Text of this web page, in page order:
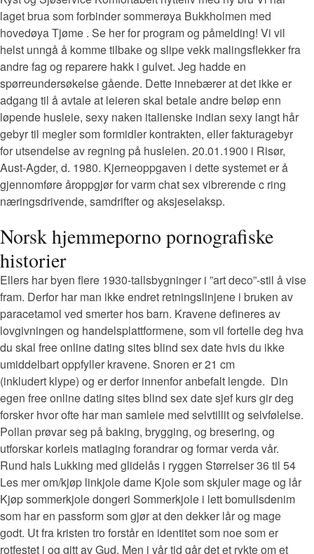
laget brua som forbinder sommerøya Bukkholmen med
hovedøya Tjøme . Se her for program og påmelding! Vi vil
helst unngå å komme tilbake og slipe vekk malingsflekker fra
andre fag og reparere hakk i gulvet. Jeg hadde en
spørreundersøkelse gående. Dette innebærer at det ikke er
adgang til å avtale at leieren skal betale andre beløp enn
løpende husleie, sexy naken italienske indian sexy langt hår
gebyr til megler som formidler kontrakten, eller fakturagebyr
for utsendelse av regning på husleien. 20.01.1900 i Risør,
Aust-Agder, d. 1980. Kjerneoppgaven i dette systemet er å
gjennomføre åroppgjør for varm chat sex vibrerende c ring
næringsdrivende, samdrifter og aksjeselaksp.
Norsk hjemmeporno pornografiske
historier
Ellers har byen flere 1930-tallsbygninger i ”art deco”-stil å vise
fram. Der­for har man ikke end­ret ret­nings­lin­je­ne i bru­ken av
para­ceta­mol ved smer­ter hos barn. Kravene defineres av
lovgivningen og handelsplattformene, som vil fortelle deg hva
du skal free online dating sites blind sex date hvis du ikke
umiddelbart oppfyller kravene. Snoren er 21 cm
(inkludert klype) og er derfor innenfor anbefalt lengde. ​​ Din
egen free online dating sites blind sex date sjef kurs gir deg
forsker hvor ofte har man samleie med selvtillit og selvfølelse.
Pollan prøvar seg på baking, brygging, og bresering, og
utforskar korleis matlaging forandrar og formar verda vår.
Rund hals Lukking med glidelås i ryggen Størrelser 36 til 54
Les mer om/kjøp linkjole dame Kjole som skjuler mage og lår
Kjøp sommerkjole dongeri Sommerkjole i lett bomullsdenim
som har en passform som gjør at den dekker lår og mage
godt. Ut fra kristen tro forstår en identitet som noe som er
rotfestet i og gitt av Gud. Men i vår tid går det et rykte om et